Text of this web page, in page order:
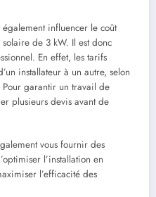
influencer le coût
solaire de 3 kW. Il est donc
En effet, les tarifs
installateur à un autre, selon
garantir un travail de
plusieurs devis avant de
vous fournir des
l’installation en
l’efficacité des